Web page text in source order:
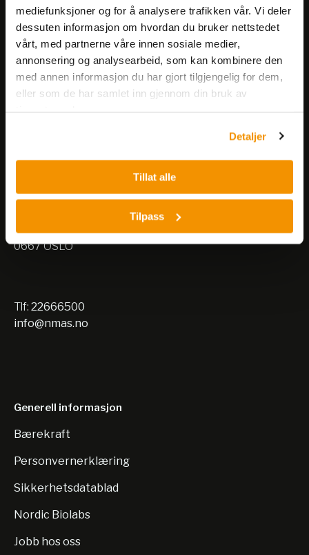
mediefunksjoner og for å analysere trafikken vår. Vi deler
dessuten informasjon om hvordan du bruker nettstedet
vårt, med partnerne våre innen sosiale medier,
annonsering og analysearbeid, som kan kombinere den
med annen informasjon du har gjort tilgjengelig for dem,
eller som de har samlet inn gjennom din bruk av
Detaljer
Tillat alle
Tilpass
Meld på nyhetsbrev
Besøksadresse:
0667 OSLO
Nils Hansens vei 10
0667 OSLO
Tlf: 22666500
info@nmas.no
Generell informasjon
Bærekraft
Personvernerklæring
Sikkerhetsdatablad
Nordic Biolabs
Jobb hos oss